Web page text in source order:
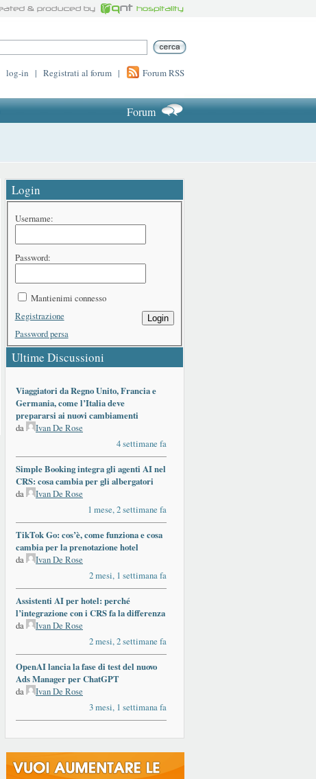
log-in | Registrati al forum | Forum RSS
Forum
Login
Username:
Password:
Mantienimi connesso
Login
Registrazione
Password persa
Ultime Discussioni
Viaggiatori da Regno Unito, Francia e
Germania, come l’Italia deve
prepararsi ai nuovi cambiamenti
da
Ivan De Rose
4 settimane fa
Simple Booking integra gli agenti AI nel
CRS: cosa cambia per gli albergatori
da
Ivan De Rose
1 mese, 2 settimane fa
TikTok Go: cos’è, come funziona e cosa
cambia per la prenotazione hotel
da
Ivan De Rose
2 mesi, 1 settimana fa
Assistenti AI per hotel: perché
l’integrazione con i CRS fa la differenza
da
Ivan De Rose
2 mesi, 2 settimane fa
OpenAI lancia la fase di test del nuovo
Ads Manager per ChatGPT
da
Ivan De Rose
3 mesi, 1 settimana fa